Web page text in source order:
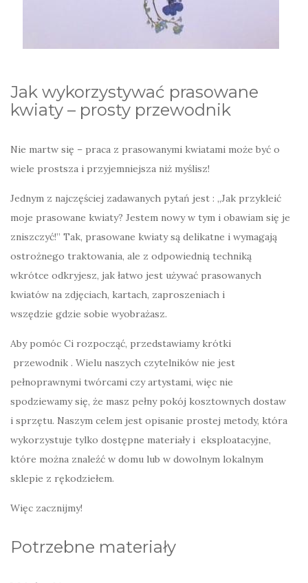
Jak wykorzystywać prasowane
kwiaty – prosty przewodnik
Nie martw się – praca z prasowanymi kwiatami może być o
wiele prostsza i przyjemniejsza niż myślisz!
Jednym z najczęściej zadawanych pytań jest : „Jak przykleić
moje prasowane kwiaty? Jestem nowy w tym i obawiam się je
zniszczyć!” Tak, prasowane kwiaty są delikatne i wymagają
ostrożnego traktowania, ale z odpowiednią techniką
wkrótce odkryjesz, jak łatwo jest używać prasowanych
kwiatów na zdjęciach, kartach, zaproszeniach i
wszędzie gdzie sobie wyobrażasz.
Aby pomóc Ci rozpocząć, przedstawiamy krótki
przewodnik . Wielu naszych czytelników nie jest
pełnoprawnymi twórcami czy artystami, więc nie
spodziewamy się, że masz pełny pokój kosztownych dostaw
i sprzętu. Naszym celem jest opisanie prostej metody, która
wykorzystuje tylko dostępne materiały i eksploatacyjne,
które można znaleźć w domu lub w dowolnym lokalnym
sklepie z rękodziełem.
Więc zacznijmy!
Potrzebne materiały